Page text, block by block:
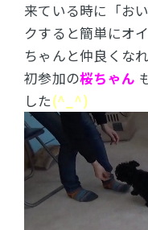
来ている時に「お
クすると簡単にオ
ちゃんと仲良くなれ
初参加の桜ちゃん
した(^_^)